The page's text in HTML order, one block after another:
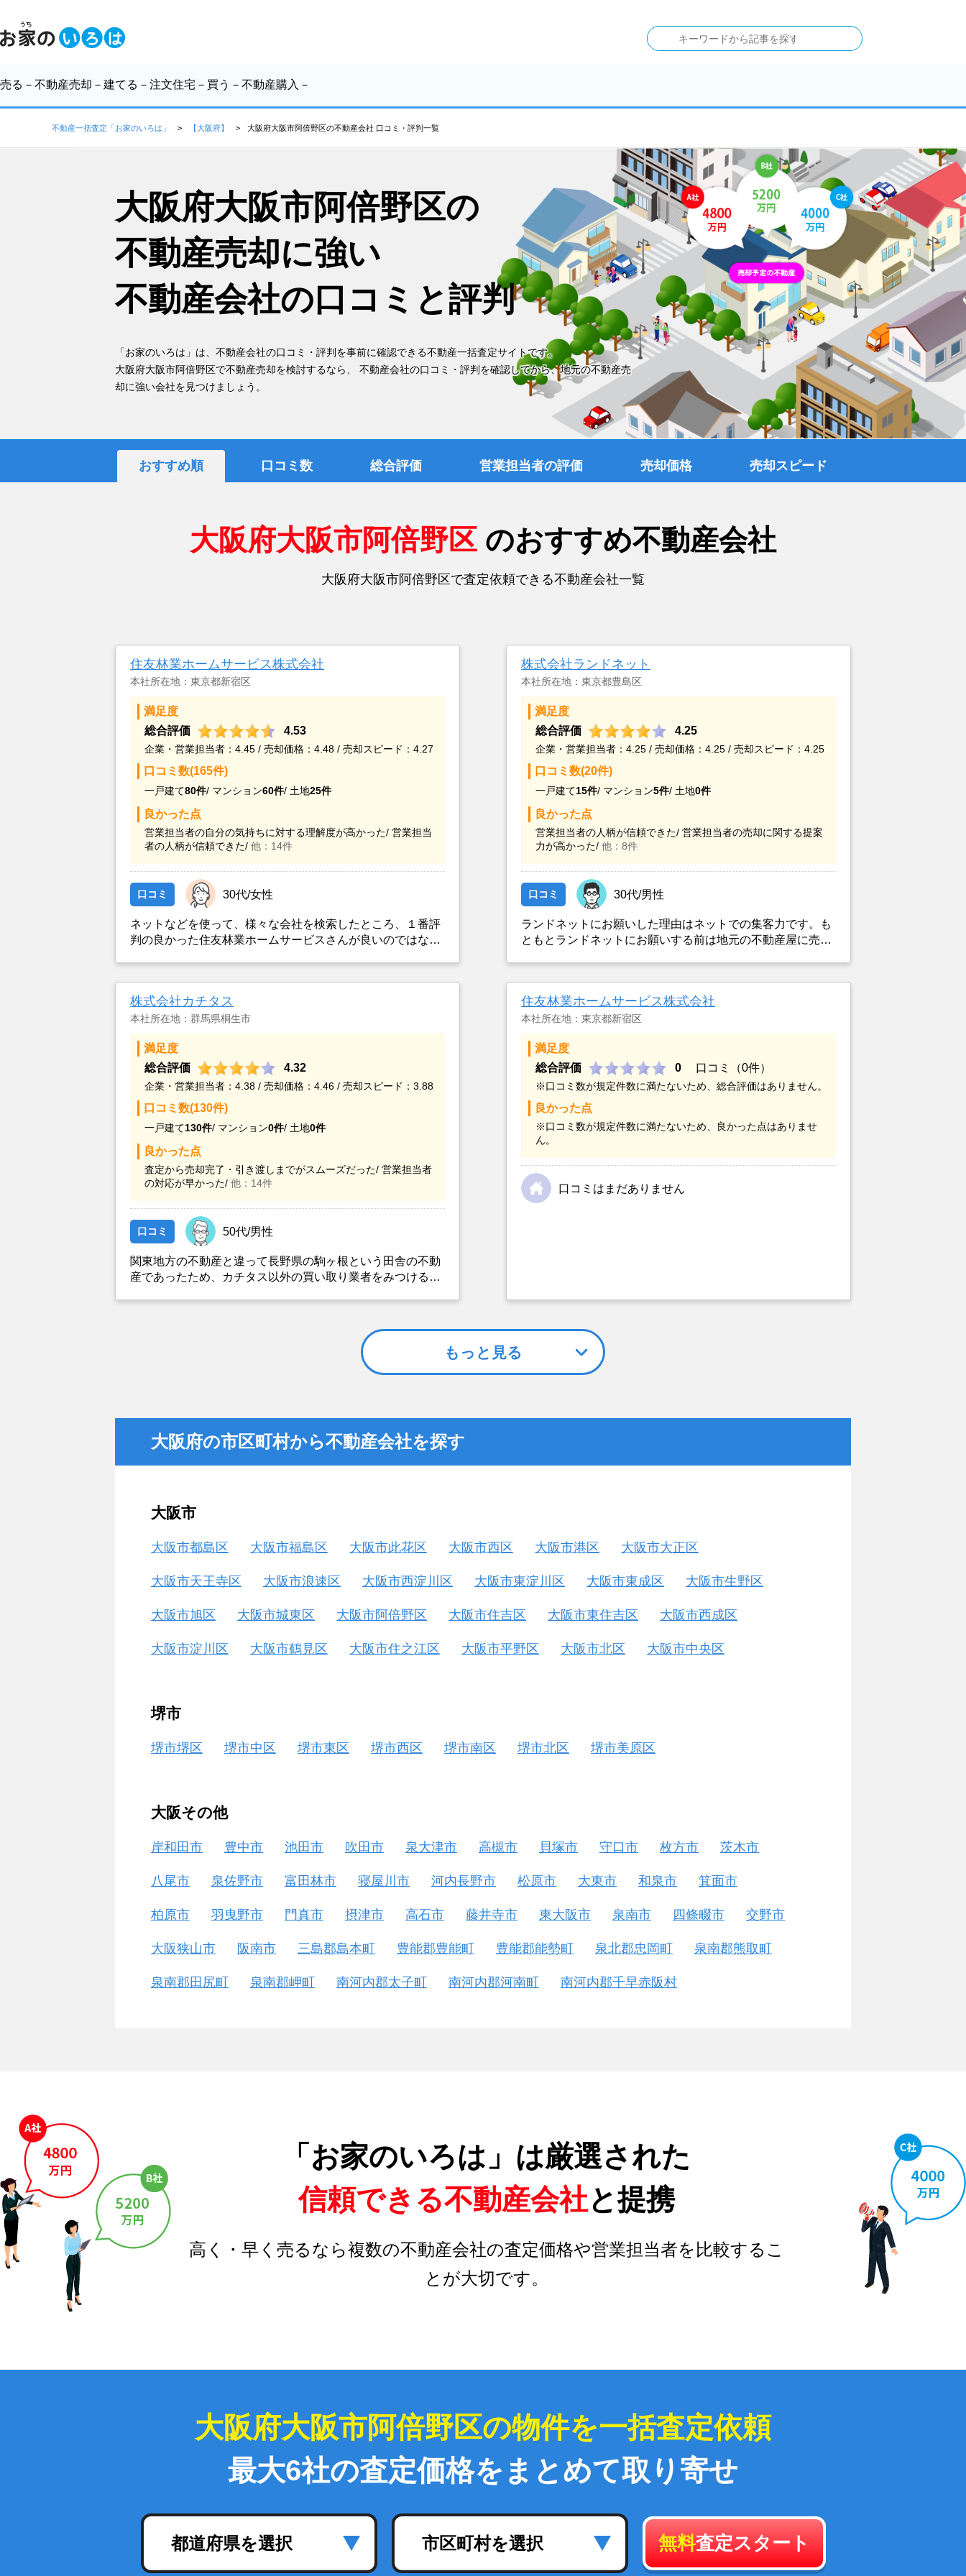
売る －不動産売却－ 建てる －注文住宅－ 買う －不動産購入－
不動産一括査定「お家のいろは」 【大阪府】 大阪府大阪市阿倍野区の不動産会社 口コミ・評判一覧
大阪府大阪市阿倍野区の
不動産売却に強い
不動産会社の口コミと評判
「お家のいろは」は、不動産会社の口コミ・評判を事前に確認できる不動産一括査定サイトです。
大阪府大阪市阿倍野区で不動産売却を検討するなら、 不動産会社の口コミ・評判を確認してから、地元の不動産売
却に強い会社を見つけましょう。
おすすめ順 口コミ数 総合評価 営業担当者の評価 売却価格 売却スピード
大阪府大阪市阿倍野区 のおすすめ不動産会社
大阪府大阪市阿倍野区で査定依頼できる不動産会社一覧
住友林業ホームサービス株式会社
本社所在地：東京都新宿区
満足度
総合評価
4.53
企業・営業担当者：4.45 / 売却価格：4.48 / 売却スピード：4.27
口コミ数(165件)
一戸建て80件/ マンション60件/ 土地25件
良かった点
営業担当者の自分の気持ちに対する理解度が高かった/ 営業担当
者の人柄が信頼できた/ 他：14件
口コミ 30代/女性
ネットなどを使って、様々な会社を検索したところ、１番評
判の良かった住友林業ホームサービスさんが良いのではない
株式会社ランドネット
本社所在地：東京都豊島区
満足度
総合評価
4.25
企業・営業担当者：4.25 / 売却価格：4.25 / 売却スピード：4.25
口コミ数(20件)
一戸建て15件/ マンション5件/ 土地0件
良かった点
営業担当者の人柄が信頼できた/ 営業担当者の売却に関する提案
力が高かった/ 他：8件
口コミ 30代/男性
ランドネットにお願いした理由はネットでの集客力です。も
ともとランドネットにお願いする前は地元の不動産屋に売却
対応しているランドネットにお願いしました。
株式会社カチタス
本社所在地：群馬県桐生市
満足度
総合評価
4.32
企業・営業担当者：4.38 / 売却価格：4.46 / 売却スピード：3.88
口コミ数(130件)
一戸建て130件/ マンション0件/ 土地0件
良かった点
査定から売却完了・引き渡しまでがスムーズだった/ 営業担当者
の対応が早かった/ 他：14件
口コミ 50代/男性
関東地方の不動産と違って長野県の駒ヶ根という田舎の不動
産であったため、カチタス以外の買い取り業者をみつけるこ
住友林業ホームサービス株式会社
本社所在地：東京都新宿区
満足度
総合評価
0 口コミ（0件）
※口コミ数が規定件数に満たないため、総合評価はありません。
良かった点
※口コミ数が規定件数に満たないため、良かった点はありませ
ん。
口コミはまだありません
もっと見る
大阪府の市区町村から不動産会社を探す
大阪市
大阪市都島区 大阪市福島区 大阪市此花区 大阪市西区 大阪市港区 大阪市大正区
大阪市天王寺区 大阪市浪速区 大阪市西淀川区 大阪市東淀川区 大阪市東成区 大阪市生野区
大阪市旭区 大阪市城東区 大阪市阿倍野区 大阪市住吉区 大阪市東住吉区 大阪市西成区
大阪市淀川区 大阪市鶴見区 大阪市住之江区 大阪市平野区 大阪市北区 大阪市中央区
堺市
堺市堺区 堺市中区 堺市東区 堺市西区 堺市南区 堺市北区 堺市美原区
大阪その他
岸和田市 豊中市 池田市 吹田市 泉大津市 高槻市 貝塚市 守口市 枚方市 茨木市
八尾市 泉佐野市 富田林市 寝屋川市 河内長野市 松原市 大東市 和泉市 箕面市
柏原市 羽曳野市 門真市 摂津市 高石市 藤井寺市 東大阪市 泉南市 四條畷市 交野市
大阪狭山市 阪南市 三島郡島本町 豊能郡豊能町 豊能郡能勢町 泉北郡忠岡町 泉南郡熊取町
泉南郡田尻町 泉南郡岬町 南河内郡太子町 南河内郡河南町 南河内郡千早赤阪村
「お家のいろは」は厳選された
信頼できる不動産会社と提携
高く・早く売るなら複数の不動産会社の査定価格や営業担当者を比較するこ
とが大切です。
大阪府大阪市阿倍野区の物件を一括査定依頼
最大6社の査定価格をまとめて取り寄せ
都道府県を選択 市区町村を選択 無料査定スタート